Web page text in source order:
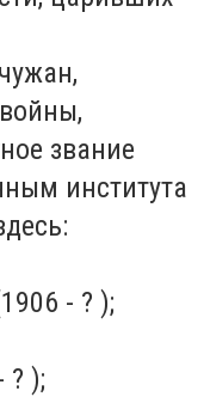
звание
института
- ? );
? );